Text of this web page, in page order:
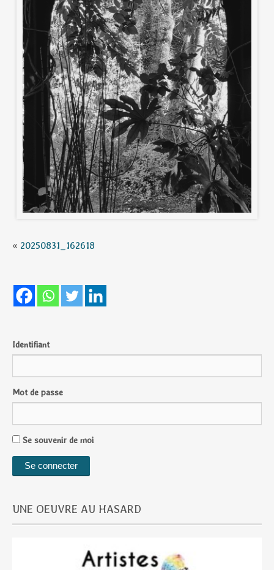
« 20250831_162618
Identifiant
Mot de passe
Se souvenir de moi
UNE OEUVRE AU HASARD